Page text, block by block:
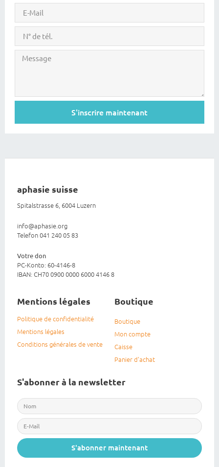
S'inscrire maintenant
aphasie suisse
Spitalstrasse 6, 6004 Luzern
info@aphasie.org
Telefon 041 240 05 83
Votre don
PC-Konto: 60-4146-8
IBAN: CH70 0900 0000 6000 4146 8
Mentions légales
Politique de confidentialité
Mentions légales
Conditions générales de vente
Boutique
Boutique
Mon compte
Caisse
Panier d’achat
S'abonner à la newsletter
S'abonner maintenant